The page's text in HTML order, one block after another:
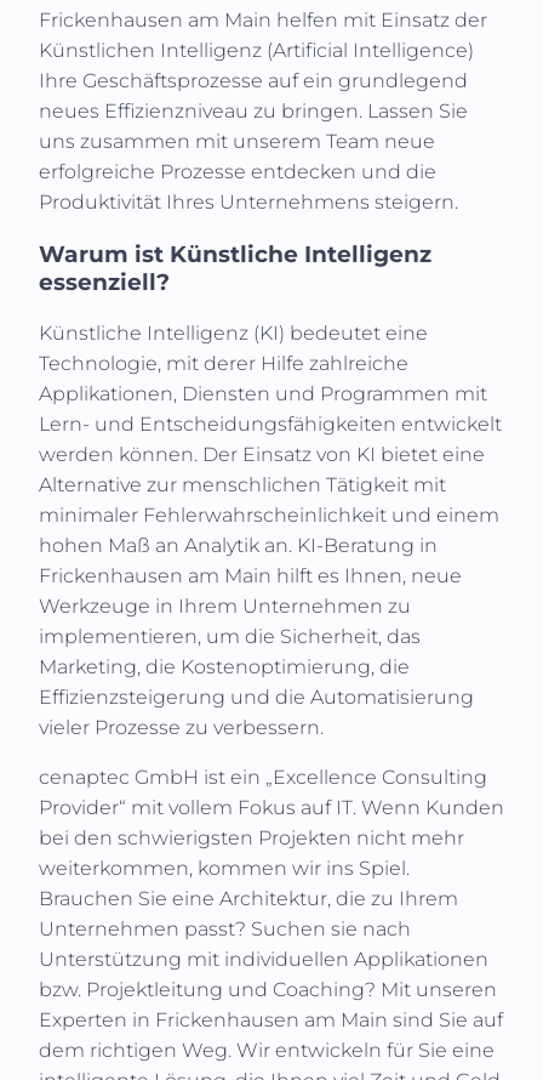
Frickenhausen am Main helfen mit Einsatz der
Künstlichen Intelligenz (Artificial Intelligence)
Ihre Geschäftsprozesse auf ein grundlegend
neues Effizienzniveau zu bringen. Lassen Sie
uns zusammen mit unserem Team neue
erfolgreiche Prozesse entdecken und die
Produktivität Ihres Unternehmens steigern.
Warum ist Künstliche Intelligenz
essenziell?
Künstliche Intelligenz (KI) bedeutet eine
Technologie, mit derer Hilfe zahlreiche
Applikationen, Diensten und Programmen mit
Lern- und Entscheidungsfähigkeiten entwickelt
werden können. Der Einsatz von KI bietet eine
Alternative zur menschlichen Tätigkeit mit
minimaler Fehlerwahrscheinlichkeit und einem
hohen Maß an Analytik an. KI-Beratung in
Frickenhausen am Main hilft es Ihnen, neue
Werkzeuge in Ihrem Unternehmen zu
implementieren, um die Sicherheit, das
Marketing, die Kostenoptimierung, die
Effizienzsteigerung und die Automatisierung
vieler Prozesse zu verbessern.
cenaptec GmbH ist ein „Excellence Consulting
Provider“ mit vollem Fokus auf IT. Wenn Kunden
bei den schwierigsten Projekten nicht mehr
weiterkommen, kommen wir ins Spiel.
Brauchen Sie eine Architektur, die zu Ihrem
Unternehmen passt? Suchen sie nach
Unterstützung mit individuellen Applikationen
bzw. Projektleitung und Coaching? Mit unseren
Experten in Frickenhausen am Main sind Sie auf
dem richtigen Weg. Wir entwickeln für Sie eine